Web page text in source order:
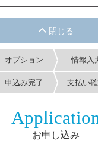
オプション 情報入
申込み完了 支払い
お申し込み